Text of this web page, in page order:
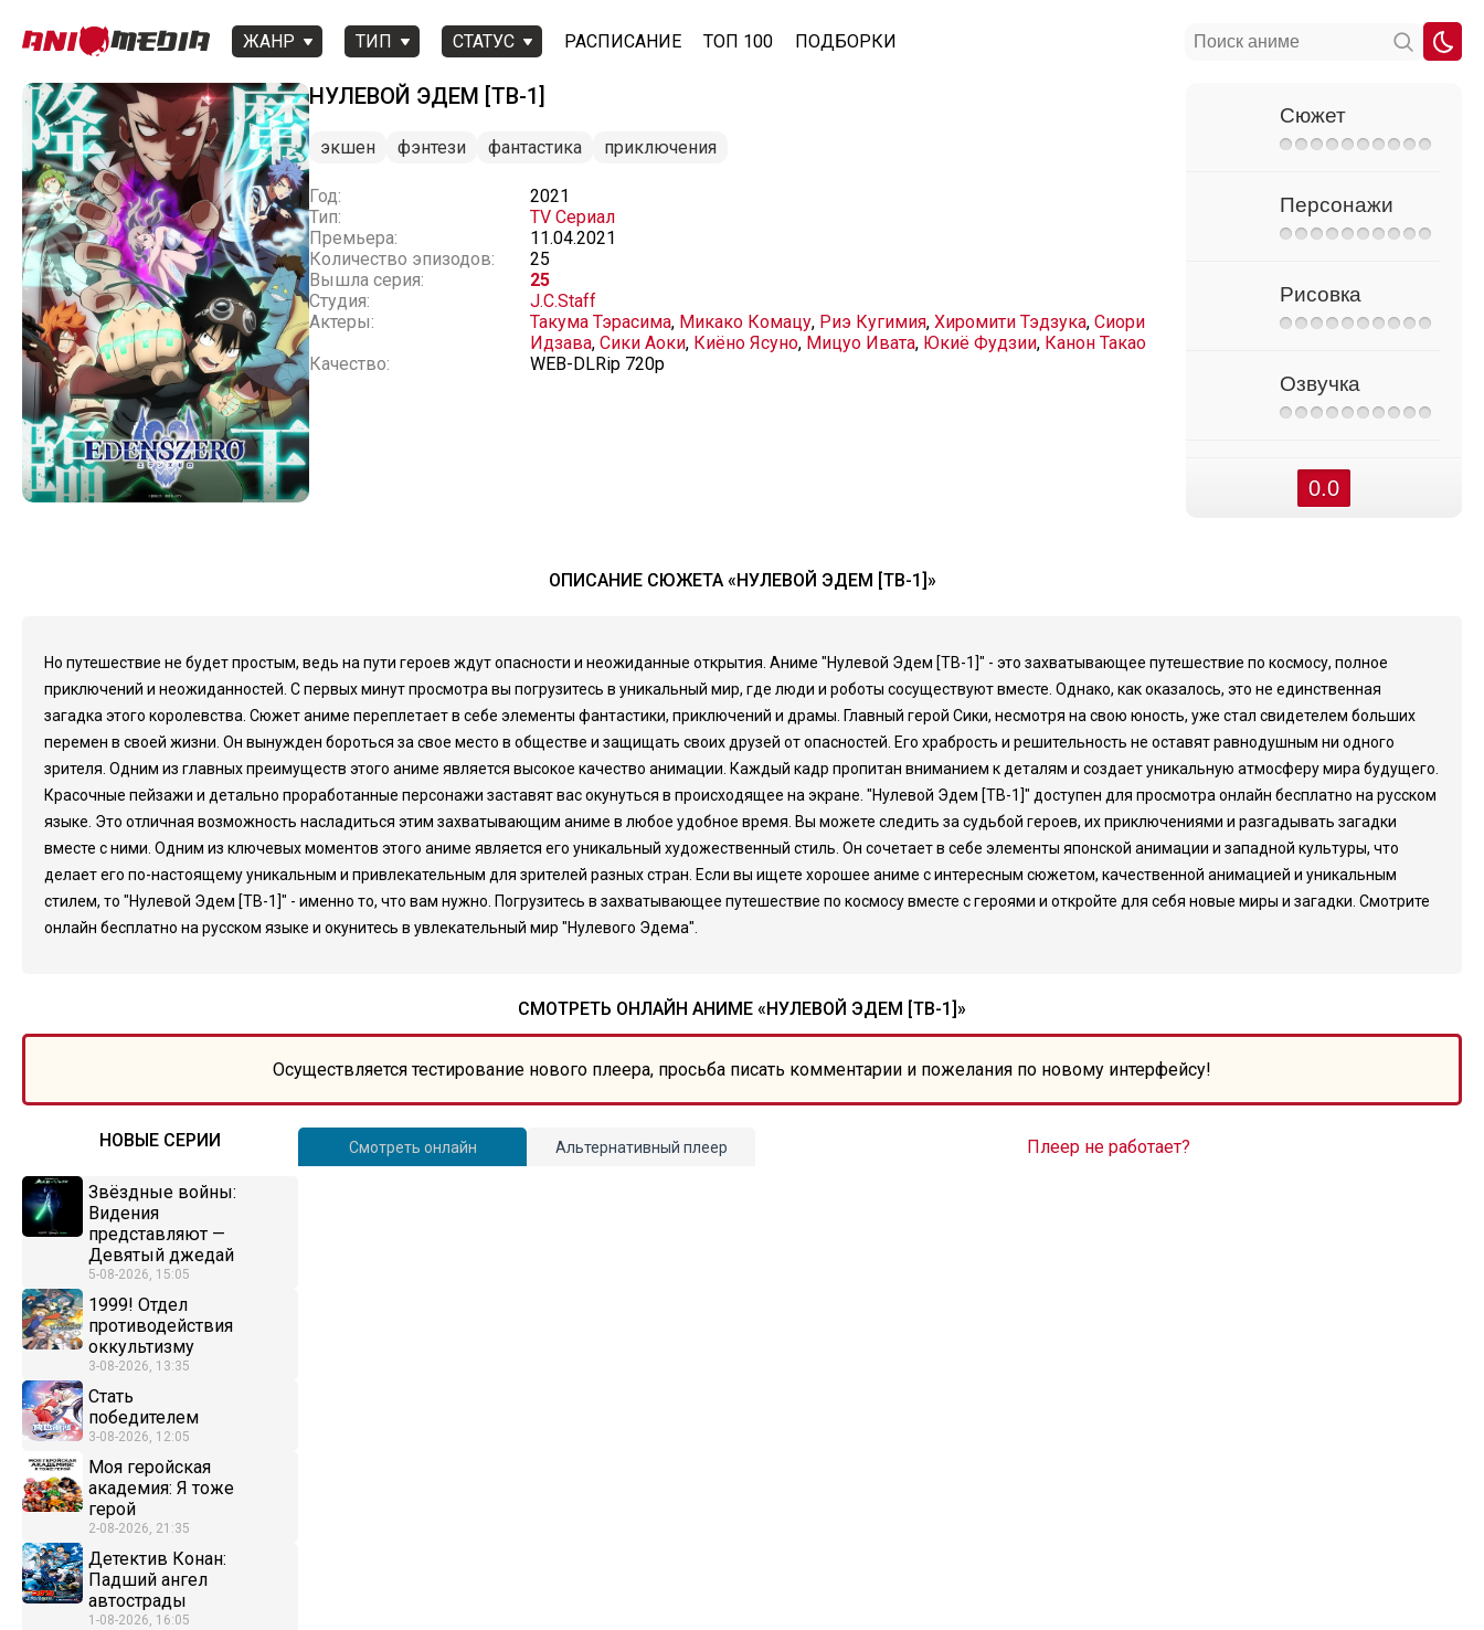
ЖАНР ТИП СТАТУС РАСПИСАНИЕ ТОП 100 ПОДБОРКИ
НУЛЕВОЙ ЭДЕМ [ТВ-1]
экшен фэнтези фантастика приключения
Год:
2021
Тип:
TV Сериал
Премьера:
11.04.2021
Количество эпизодов:
25
Вышла серия:
25
Студия:
J.C.Staff
Актеры:
Такума Тэрасима, Микако Комацу, Риэ Кугимия, Хиромити Тэдзука, Сиори
Идзава, Сики Аоки, Киёно Ясуно, Мицуо Ивата, Юкиё Фудзии, Канон Такао
Качество:
WEB-DLRip 720p
Сюжет
Персонажи
Рисовка
Озвучка
0.0
ОПИСАНИЕ СЮЖЕТА «НУЛЕВОЙ ЭДЕМ [ТВ-1]»
Но путешествие не будет простым, ведь на пути героев ждут опасности и неожиданные открытия. Аниме "Нулевой Эдем [ТВ-1]" - это захватывающее путешествие по космосу, полное
приключений и неожиданностей. С первых минут просмотра вы погрузитесь в уникальный мир, где люди и роботы сосуществуют вместе. Однако, как оказалось, это не единственная
загадка этого королевства. Сюжет аниме переплетает в себе элементы фантастики, приключений и драмы. Главный герой Сики, несмотря на свою юность, уже стал свидетелем больших
перемен в своей жизни. Он вынужден бороться за свое место в обществе и защищать своих друзей от опасностей. Его храбрость и решительность не оставят равнодушным ни одного
зрителя. Одним из главных преимуществ этого аниме является высокое качество анимации. Каждый кадр пропитан вниманием к деталям и создает уникальную атмосферу мира будущего.
Красочные пейзажи и детально проработанные персонажи заставят вас окунуться в происходящее на экране. "Нулевой Эдем [ТВ-1]" доступен для просмотра онлайн бесплатно на русском
языке. Это отличная возможность насладиться этим захватывающим аниме в любое удобное время. Вы можете следить за судьбой героев, их приключениями и разгадывать загадки
вместе с ними. Одним из ключевых моментов этого аниме является его уникальный художественный стиль. Он сочетает в себе элементы японской анимации и западной культуры, что
делает его по-настоящему уникальным и привлекательным для зрителей разных стран. Если вы ищете хорошее аниме с интересным сюжетом, качественной анимацией и уникальным
стилем, то "Нулевой Эдем [ТВ-1]" - именно то, что вам нужно. Погрузитесь в захватывающее путешествие по космосу вместе с героями и откройте для себя новые миры и загадки. Смотрите
онлайн бесплатно на русском языке и окунитесь в увлекательный мир "Нулевого Эдема".
СМОТРЕТЬ ОНЛАЙН АНИМЕ «НУЛЕВОЙ ЭДЕМ [ТВ-1]»
Осуществляется тестирование нового плеера, просьба писать комментарии и пожелания по новому интерфейсу!
НОВЫЕ СЕРИИ
Звёздные войны:
Видения
представляют —
Девятый джедай
5-08-2026, 15:05
1999! Отдел
противодействия
оккультизму
3-08-2026, 13:35
Стать
победителем
3-08-2026, 12:05
Моя геройская
академия: Я тоже
герой
2-08-2026, 21:35
Детектив Конан:
Падший ангел
автострады
1-08-2026, 16:05
Смотреть онлайн Альтернативный плеер Плеер не работает?